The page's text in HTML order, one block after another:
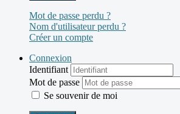
Mot de passe perdu ?
Nom d'utilisateur perdu ?
Créer un compte
Connexion
Identifiant
Mot de passe
Se souvenir de moi